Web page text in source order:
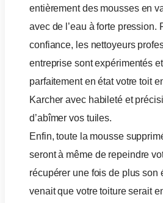
entièrement des mousses en
avec de l’eau à forte pression.
confiance, les nettoyeurs
entreprise sont expérimentés
parfaitement en état votre toit
Karcher avec habileté et
d’abîmer vos tuiles.
Enfin, toute la mousse
seront à même de repeindre
récupérer une fois de plus son
venait que votre toiture serait